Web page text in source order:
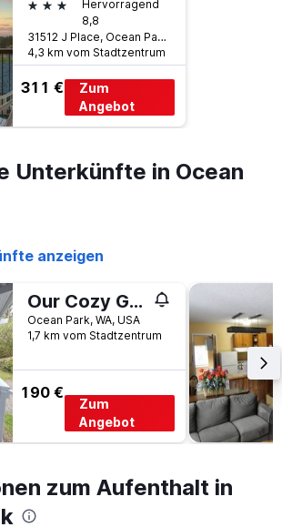
3 SterneHervorragend
8,8
31512 J Place, Ocean Park, WA, USA
4,3 km vom Stadtzentrum
311 €
Zum
Angebot
Unterkünfte in Ocean
anzeigen
Our Cozy Getaway
Ocean Park, WA, USA
1,7 km vom Stadtzentrum
190 €
Zum
Angebot
zum Aufenthalt in